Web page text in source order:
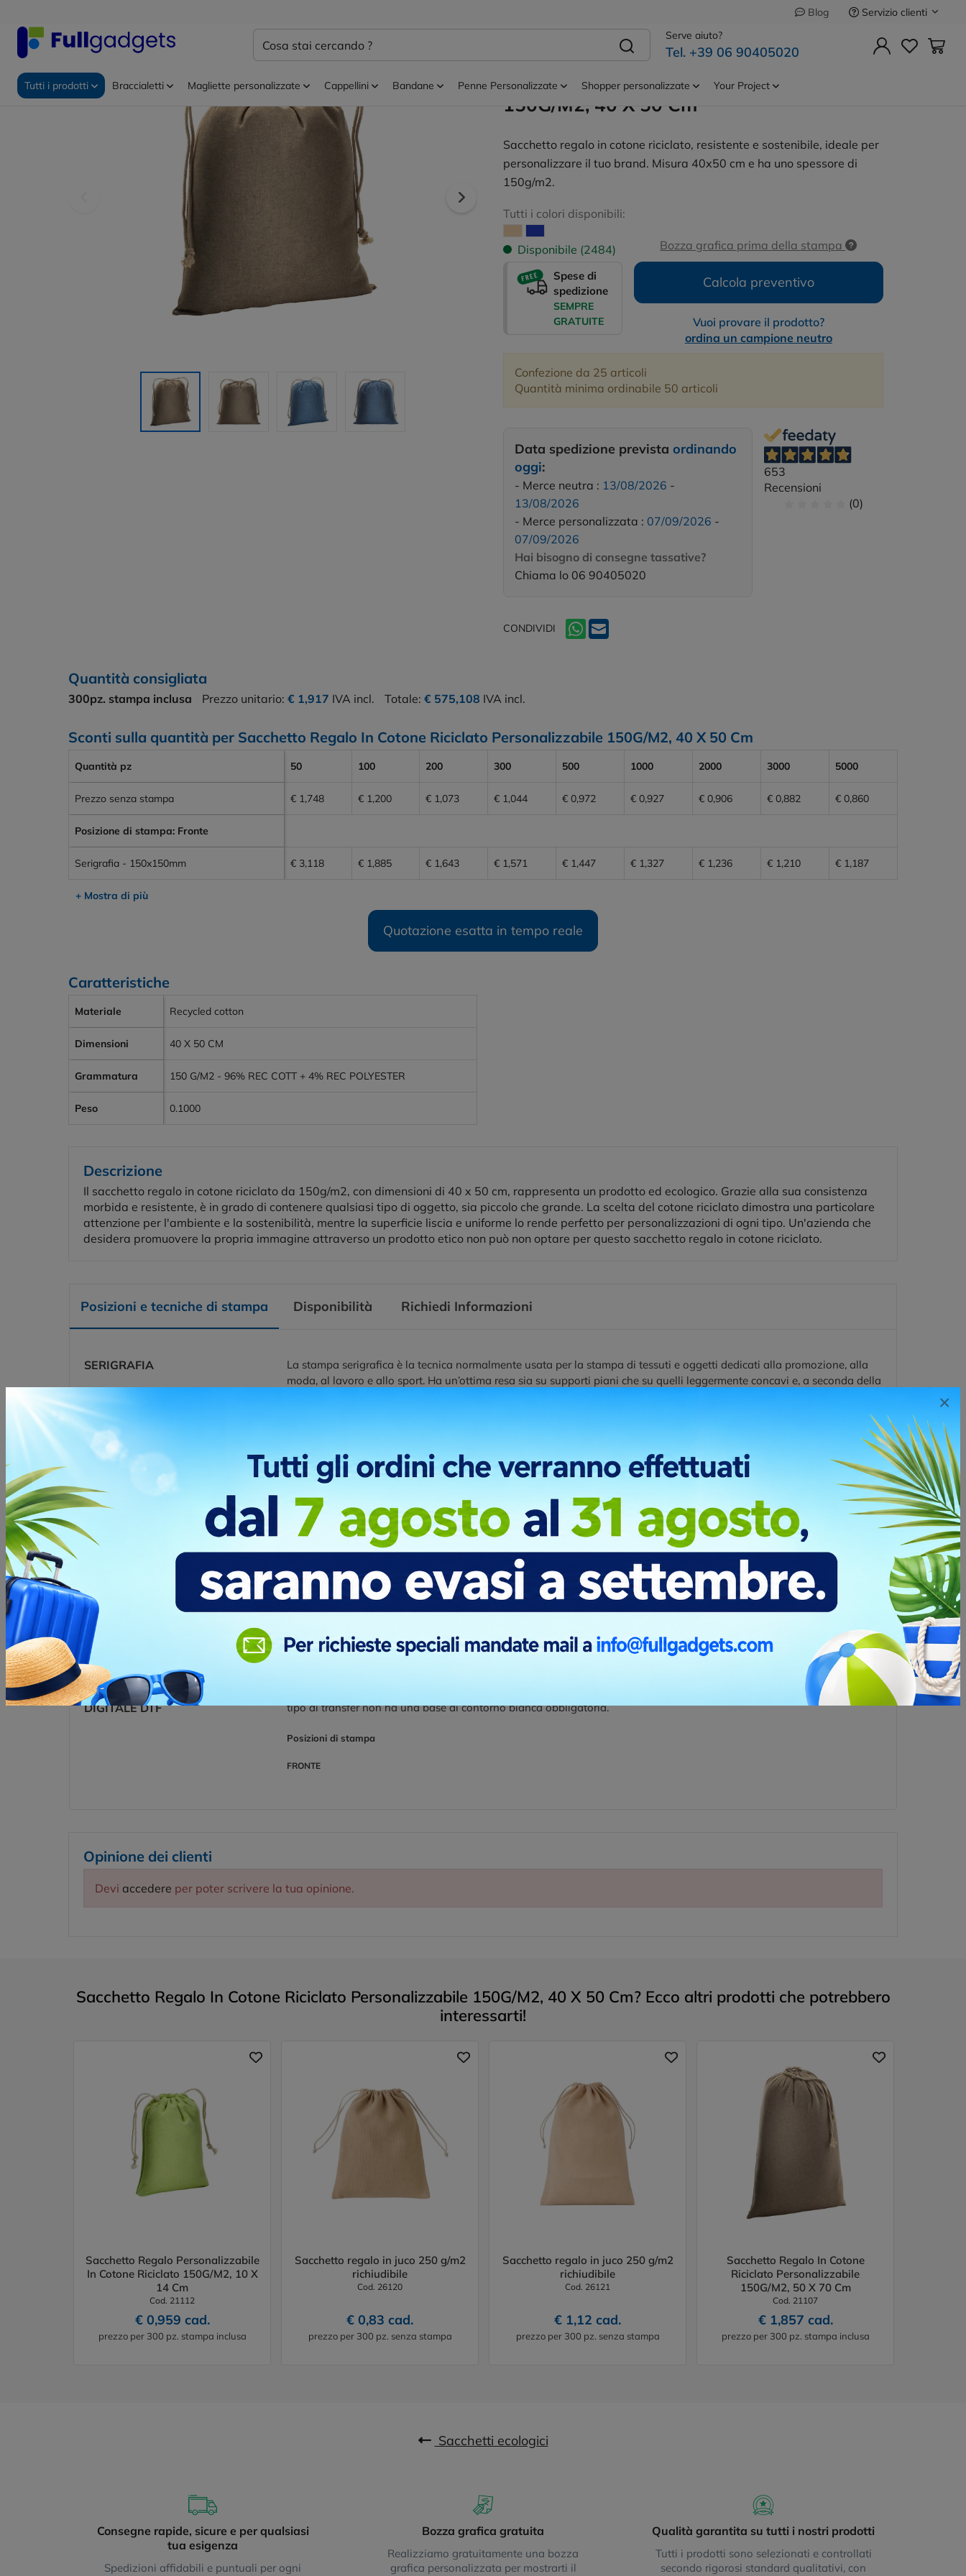
×
Blog
Servizio clienti
Serve aiuto?
Tel. +39 06 90405020
Tutti i prodotti Braccialetti Magliette personalizzate Cappellini Bandane Penne Personalizzate Shopper personalizzate Your Project
Precedente Successivo
Sacchetto Regalo In Cotone
Riciclato Personalizzabile
150G/M2, 40 X 50 Cm
21108
Sacchetto regalo in cotone riciclato, resistente e sostenibile, ideale per
personalizzare il tuo brand. Misura 40x50 cm e ha uno spessore di
150g/m2.
Tutti i colori disponibili:
Disponibile (2484)
Spese di
spedizione
SEMPRE
GRATUITE
Bozza grafica prima della stampa
Calcola preventivo
Vuoi provare il prodotto?
ordina un campione neutro
Confezione da 25 articoli
Quantità minima ordinabile 50 articoli
Data spedizione prevista ordinando
oggi:
- Merce neutra : 13/08/2026 -
13/08/2026
- Merce personalizzata : 07/09/2026 -
07/09/2026
Hai bisogno di consegne tassative?
Chiama lo 06 90405020
653
Recensioni
(0)
CONDIVIDI
Quantità consigliata
300pz. stampa inclusa Prezzo unitario: € 1,917 IVA incl. Totale: € 575,108 IVA incl.
Sconti sulla quantità per Sacchetto Regalo In Cotone Riciclato Personalizzabile 150G/M2, 40 X 50 Cm
Quantità pz 50 100 200 300 500 1000 2000 3000 5000
Prezzo senza stampa € 1,748 € 1,200 € 1,073 € 1,044 € 0,972 € 0,927 € 0,906 € 0,882 € 0,860
Posizione di stampa: Fronte
Serigrafia - 150x150mm € 3,118 € 1,885 € 1,643 € 1,571 € 1,447 € 1,327 € 1,236 € 1,210 € 1,187
+ Mostra di più
Quotazione esatta in tempo reale
Caratteristiche
Materiale Recycled cotton
Dimensioni 40 X 50 CM
Grammatura 150 G/M2 - 96% REC COTT + 4% REC POLYESTER
Peso 0.1000
Descrizione
Il sacchetto regalo in cotone riciclato da 150g/m2, con dimensioni di 40 x 50 cm, rappresenta un prodotto ed ecologico. Grazie alla sua consistenza
morbida e resistente, è in grado di contenere qualsiasi tipo di oggetto, sia piccolo che grande. La scelta del cotone riciclato dimostra una particolare
attenzione per l'ambiente e la sostenibilità, mentre la superficie liscia e uniforme lo rende perfetto per personalizzazioni di ogni tipo. Un'azienda che
desidera promuovere la propria immagine attraverso un prodotto etico non può non optare per questo sacchetto regalo in cotone riciclato.
Posizioni e tecniche di stampa Disponibilità Richiedi Informazioni
SERIGRAFIA
La stampa serigrafica è la tecnica normalmente usata per la stampa di tessuti e oggetti dedicati alla promozione, alla
moda, al lavoro e allo sport. Ha un’ottima resa sia su supporti piani che su quelli leggermente concavi e, a seconda della
FRONTE
TRANSFER
DIGITALE DTF
Transfer digitale DTF, è una tecnica moderna molto utile quando si devono stampare pochi pezzi a tanti colori. Questo
tipo di transfer non ha una base di contorno bianca obbligatoria.
Posizioni di stampa
FRONTE
TRANSFER
DIGITALE DTF
Transfer digitale DTF, è una tecnica moderna molto utile quando si devono stampare pochi pezzi a tanti colori. Questo
tipo di transfer non ha una base di contorno bianca obbligatoria.
Posizioni di stampa
TRANSFER
DIGITALE DTF
Transfer digitale DTF, è una tecnica moderna molto utile quando si devono stampare pochi pezzi a tanti colori. Questo
tipo di transfer non ha una base di contorno bianca obbligatoria.
Posizioni di stampa
FRONTE
Opinione dei clienti
Devi accedere per poter scrivere la tua opinione.
Sacchetto Regalo In Cotone Riciclato Personalizzabile 150G/M2, 40 X 50 Cm? Ecco altri prodotti che potrebbero
interessarti!
Sacchetto Regalo Personalizzabile
In Cotone Riciclato 150G/M2, 10 X
14 Cm
Cod. 21112
€ 0,959 cad.
prezzo per 300 pz. stampa inclusa
Sacchetto regalo in juco 250 g/m2
richiudibile
Cod. 26120
€ 0,83 cad.
prezzo per 300 pz. senza stampa
Sacchetto regalo in juco 250 g/m2
richiudibile
Cod. 26121
€ 1,12 cad.
prezzo per 300 pz. senza stampa
Sacchetto Regalo In Cotone
Riciclato Personalizzabile
150G/M2, 50 X 70 Cm
Cod. 21107
€ 1,857 cad.
prezzo per 300 pz. stampa inclusa
Sacchetti ecologici
Consegne rapide, sicure e per qualsiasi
tua esigenza
Spedizioni affidabili e puntuali per ogni
Bozza grafica gratuita
Realizziamo gratuitamente una bozza
grafica personalizzata per mostrarti il
Qualità garantita su tutti i nostri prodotti
Tutti i prodotti sono selezionati e controllati
secondo rigorosi standard qualitativi, con